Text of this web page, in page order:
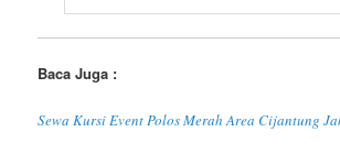
Baca Juga :
Sewa Kursi Event Polos Merah Area Cijantung